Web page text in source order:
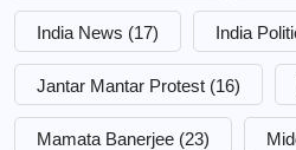
India News (17) India
Jantar Mantar Protest (16)
Mamata Banerjee (23)